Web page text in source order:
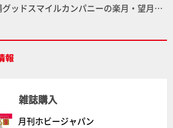
ッドスマイルカンパニーの楽月・望月工
』の続報も！
雑誌購入
月刊ホビージャパン